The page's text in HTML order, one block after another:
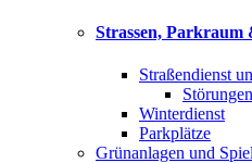
Strassen, Parkraum
Straßendienst
Winterdienst
Parkplätze
Grünanlagen und